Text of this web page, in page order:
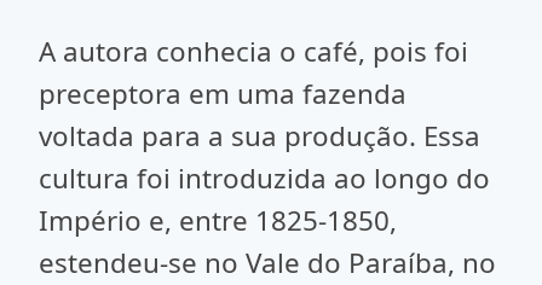
A autora conhecia o café, pois foi
preceptora em uma fazenda
voltada para a sua produção. Essa
cultura foi introduzida ao longo do
Império e, entre 1825-1850,
estendeu-se no Vale do Paraíba, no